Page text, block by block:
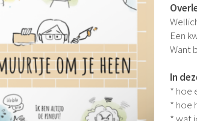
Een
Want
In
* hoe
* hoe